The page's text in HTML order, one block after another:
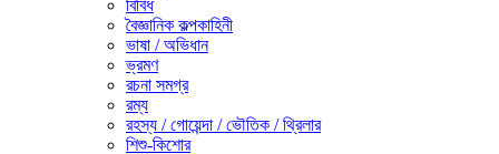
বিবিধ
বৈজ্ঞানিক কল্পকাহিনী
ভাষা / অভিধান
ভ্রমণ
রচনা সমগ্র
রম্য
রহস্য / গোয়েন্দা / ভৌতিক / থ্রিলার
শিশু-কিশোর